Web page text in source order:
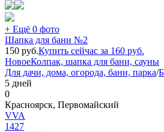
+ Ещё 0 фото
Шапка для бани №2
150 руб.Купить сейчас за 160 руб.
НовоеКолпак, шапка для бани, сауны
Для дачи, дома, огорода, бани, парка/
5 дней
0
Красноярск, Первомайский
VVA
1427